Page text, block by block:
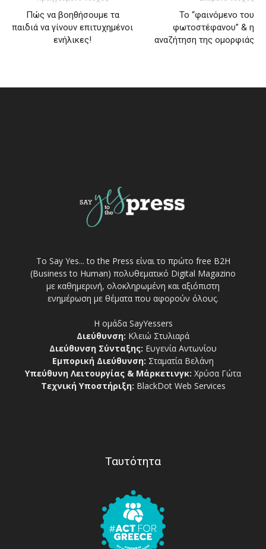
Πώς να βοηθήσουμε τα
παιδιά να γίνουν επιτυχημένοι
ενήλικες!
To “φαινόμενο του
φωτοστέφανου” & η
αναζήτηση της ομορφιάς
Το Say Yes... to the Press είναι το πρώτο free Β2Η
(Business to Human) πολυθεματικό Digital Magazino
με καθημερινή, ολοκληρωμένη και αξιόπιστη
ενημέρωση με θέματα που αφορούν όλους.
Η ομάδα SayYessers
Διεύθυνση: Κλειώ Στυλιαρά
Διεύθυνση Σύνταξης: Ευγενία Αντωνίου
Εμπορική Διεύθυνση: Σταματία Βελάνη
Υπεύθυνη Λειτουργίας & Μάρκετινγκ: Χρύσα Γώτα
Τεχνική Υποστήριξη: BlackDot Web Services
Ταυτότητα